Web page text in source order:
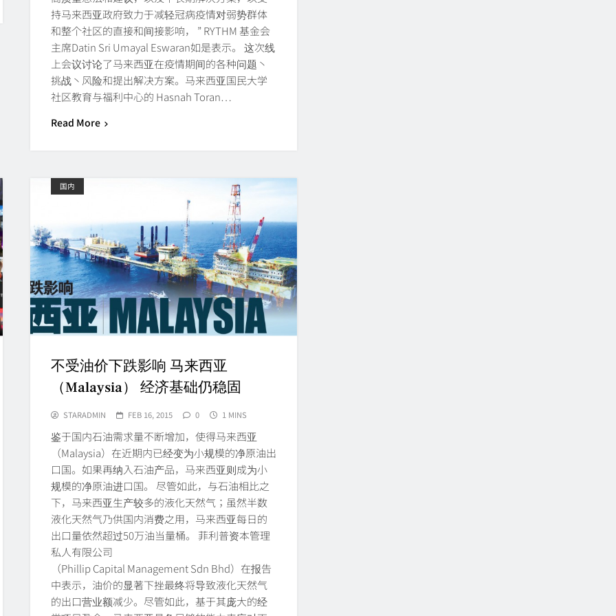
持马来西亚政府致力于减轻冠病疫情对弱势群体
和整个社区的直接和间接影响， ” RYTHM 基金会
主席Datin Sri Umayal Eswaran如是表示。 这次线
上会议讨论了马来西亚在疫情期间的各种问题丶
挑战丶风险和提出解决方案。马来西亚国民大学
社区教育与福利中心的 Hasnah Toran…
Read More
国内
不受油价下跌影响 马来西亚
（Malaysia） 经济基础仍稳固
STARADMIN FEB 16, 2015 0 1 MINS
鉴于国内石油需求量不断增加，使得马来西亚
（Malaysia）在近期内已经变为小规模的净原油出
口国。如果再纳入石油产品，马来西亚则成为小
规模的净原油进口国。 尽管如此，与石油相比之
下，马来西亚生产较多的液化天然气；虽然半数
液化天然气乃供国内消费之用，马来西亚每日的
出口量依然超过50万油当量桶。 菲利普资本管理
私人有限公司
（Phillip Capital Management Sdn Bhd）在报告
中表示，油价的显著下挫最终将导致液化天然气
的出口营业额减少。尽管如此，基于其庞大的经